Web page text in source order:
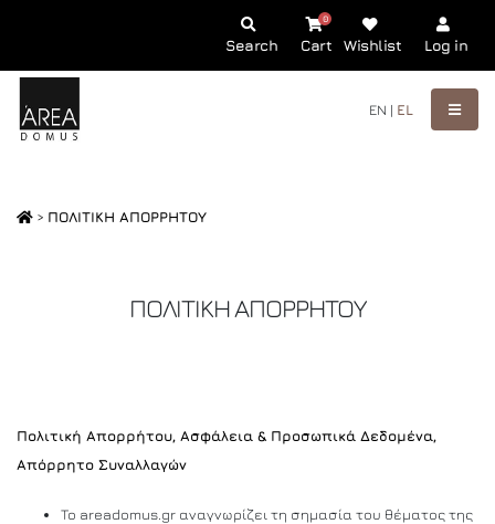
Search Cart
0
Wishlist Log in
EN | EL
> ΠΟΛΙΤΙΚΗ ΑΠΟΡΡΗΤΟΥ
ΠΟΛΙΤΙΚΗ ΑΠΟΡΡΗΤΟΥ
Πολιτική Απορρήτου, Ασφάλεια & Προσωπικά Δεδομένα,
Απόρρητο Συναλλαγών
To areadomus.gr αναγνωρίζει τη σημασία του θέματος της